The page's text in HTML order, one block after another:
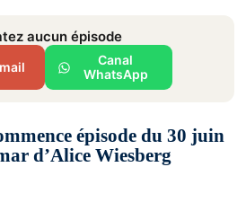
aucun épisode
Canal
WhatsApp
épisode du 30 juin
d’Alice Wiesberg